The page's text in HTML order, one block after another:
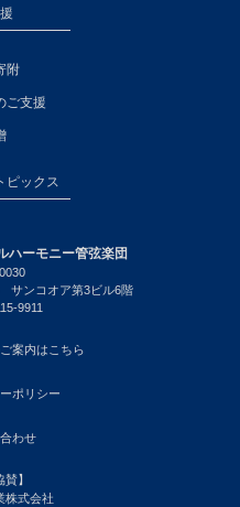
附
ご支援
ピックス
ハーモニー管弦楽団
ンコオア第3ビル6階
9911
案内はこちら
ポリシー
わせ
賛】
株式会社